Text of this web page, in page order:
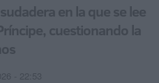
en la que se lee
cuestionando la
- 22:53